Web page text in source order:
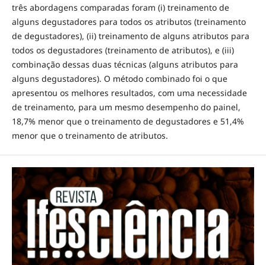
três abordagens comparadas foram (i) treinamento de
alguns degustadores para todos os atributos (treinamento
de degustadores), (ii) treinamento de alguns atributos para
todos os degustadores (treinamento de atributos), e (iii)
combinação dessas duas técnicas (alguns atributos para
alguns degustadores). O método combinado foi o que
apresentou os melhores resultados, com uma necessidade
de treinamento, para um mesmo desempenho do painel,
18,7% menor que o treinamento de degustadores e 51,4%
menor que o treinamento de atributos.